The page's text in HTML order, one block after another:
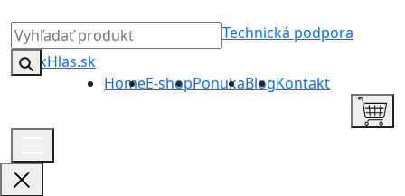
Technická podpora
HomeE-shopPonukaBlogKontakt